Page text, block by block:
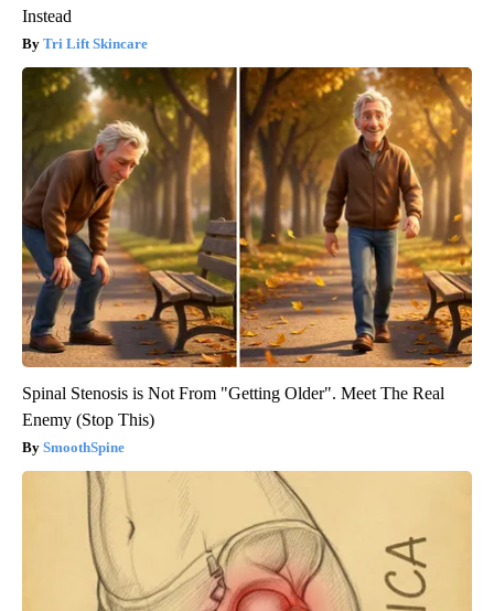
Instead
Tri Lift Skincare
Spinal Stenosis is Not From "Getting Older". Meet The Real
Enemy (Stop This)
SmoothSpine